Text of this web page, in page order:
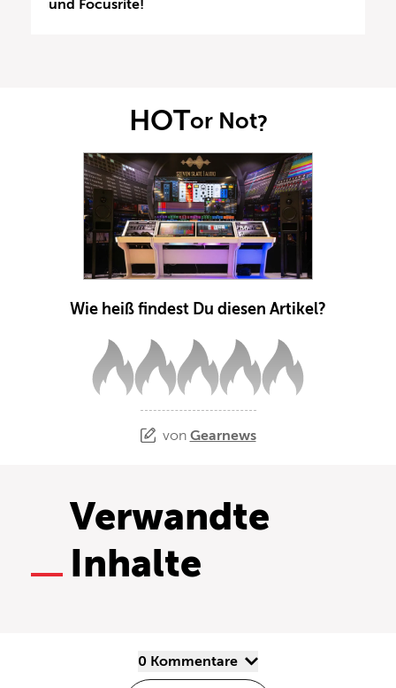
und Focusrite!
HOTor Not?
Wie heiß findest Du diesen Artikel?
von Gearnews
Verwandte
Inhalte
0 Kommentare